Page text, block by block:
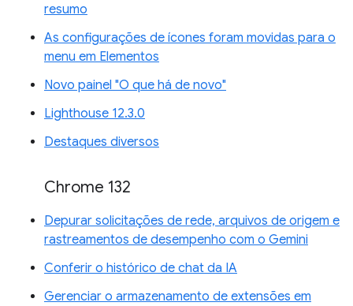
resumo
As configurações de ícones foram movidas para o
menu em Elementos
Novo painel "O que há de novo"
Lighthouse 12.3.0
Destaques diversos
Chrome 132
Depurar solicitações de rede, arquivos de origem e
rastreamentos de desempenho com o Gemini
Conferir o histórico de chat da IA
Gerenciar o armazenamento de extensões em